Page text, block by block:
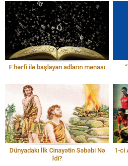
F hərfi ilə başlayan adların mənası
Dünyadakı İlk Cinayətin Səbəbi Nə
İdi?
1-ci